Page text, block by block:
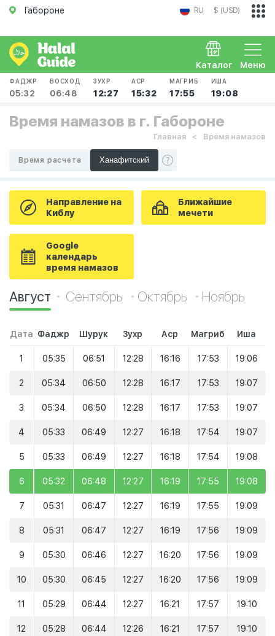
Габороне RU $ (USD)
Меню
Каталог
ФАДЖР
05:32
ВОСХОД
06:48
ЗУХР
12:27
АСР
15:32
МАГРИБ
17:55
ИША
19:08
Время намазов в г. Габороне
Главная Время намазов
Время расчета
Направление на
Киблу
Ближайшие
мечети
Google
календарь
время намазов
Август Сентябрь Октябрь Ноябрь
Дата Фаджр Шурук Зухр Аср Магриб Иша
1 05:35 06:51 12:28 16:16 17:53 19:06
2 05:34 06:50 12:28 16:17 17:53 19:07
3 05:34 06:50 12:28 16:17 17:53 19:07
4 05:33 06:49 12:27 16:18 17:54 19:07
5 05:33 06:49 12:27 16:18 17:54 19:08
6 05:32 06:48 12:27 16:19 17:55 19:08
7 05:31 06:47 12:27 16:19 17:55 19:09
8 05:31 06:47 12:27 16:19 17:56 19:09
9 05:30 06:46 12:27 16:20 17:56 19:09
10 05:30 06:45 12:27 16:20 17:56 19:09
11 05:29 06:44 12:27 16:21 17:57 19:10
12 05:28 06:44 12:26 16:21 17:57 19:10